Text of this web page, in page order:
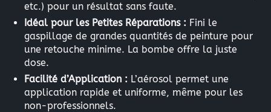
etc.) pour un résultat sans faute.
Idéal pour les Petites Réparations : Fini le
gaspillage de grandes quantités de peinture pour
une retouche minime. La bombe offre la juste
dose.
Facilité d’Application : L’aérosol permet une
application rapide et uniforme, même pour les
non-professionnels.